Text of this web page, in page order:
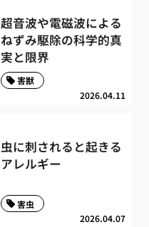
超音波や電磁波による
ねずみ駆除の科学的真
実と限界
2026.04.11
害獣
虫に刺されると起きる
アレルギー
2026.04.07
害虫